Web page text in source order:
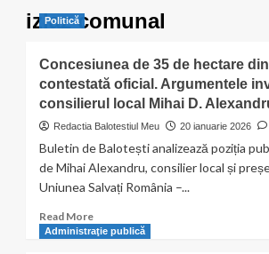
izlaz comunal
Politică
Concesiunea de 35 de hectare
contestată oficial. Argumentele
consilierul local Mihai D.
Redactia Balotestiul Meu 20 ianuarie 2026
Buletin de Balotești analizează poziția
de Mihai Alexandru, consilier local și
Uniunea Salvați România –...
Read MoreRead
more
Administraţie publică